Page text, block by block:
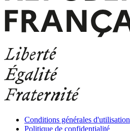
Conditions générales d'utilisation
Politique de confidentialité